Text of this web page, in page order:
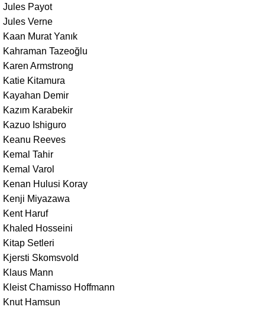
Jules Payot
Jules Verne
Kaan Murat Yanık
Kahraman Tazeoğlu
Karen Armstrong
Katie Kitamura
Kayahan Demir
Kazım Karabekir
Kazuo Ishiguro
Keanu Reeves
Kemal Tahir
Kemal Varol
Kenan Hulusi Koray
Kenji Miyazawa
Kent Haruf
Khaled Hosseini
Kitap Setleri
Kjersti Skomsvold
Klaus Mann
Kleist Chamisso Hoffmann
Knut Hamsun